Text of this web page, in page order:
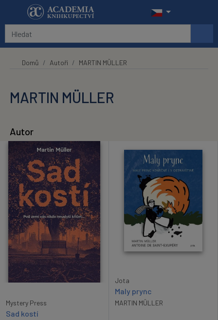
Přeskočit na hlavní obsah
Domů Autoři MARTIN MÜLLER
MARTIN MÜLLER
Autor
Mystery Press
Sad kostí
Jota
Maly prync
MARTIN MÜLLER